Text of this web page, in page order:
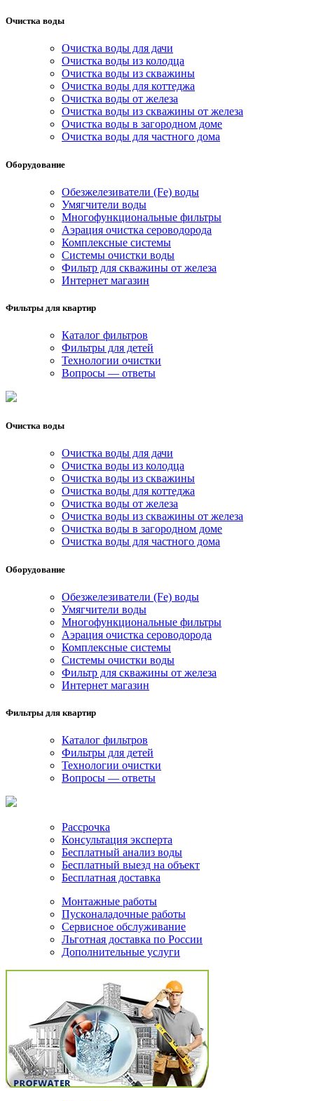
Очистка воды
Очистка воды для дачи
Очистка воды из колодца
Очистка воды из скважины
Очистка воды для коттеджа
Очистка воды от железа
Очистка воды из скважины от железа
Очистка воды в загородном доме
Очистка воды для частного дома
Оборудование
Обезжелезиватели (Fe) воды
Умягчители воды
Многофункциональные фильтры
Аэрация очистка сероводорода
Комплексные системы
Системы очистки воды
Фильтр для скважины от железа
Интернет магазин
Фильтры для квартир
Каталог фильтров
Фильтры для детей
Технологии очистки
Вопросы — ответы
Очистка воды
Очистка воды для дачи
Очистка воды из колодца
Очистка воды из скважины
Очистка воды для коттеджа
Очистка воды от железа
Очистка воды из скважины от железа
Очистка воды в загородном доме
Очистка воды для частного дома
Оборудование
Обезжелезиватели (Fe) воды
Умягчители воды
Многофункциональные фильтры
Аэрация очистка сероводорода
Комплексные системы
Системы очистки воды
Фильтр для скважины от железа
Интернет магазин
Фильтры для квартир
Каталог фильтров
Фильтры для детей
Технологии очистки
Вопросы — ответы
Рассрочка
Консультация эксперта
Бесплатный анализ воды
Бесплатный выезд на объект
Бесплатная доставка
Монтажные работы
Пусконаладочные работы
Сервисное обслуживание
Льготная доставка по России
Дополнительные услуги